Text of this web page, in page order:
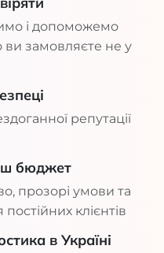
і допоможемо
ви замовляєте не у
репутації
бюджет
прозорі умови та
клієнтів
в Україні